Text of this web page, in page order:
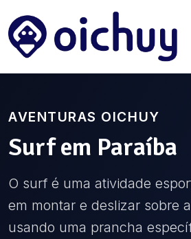
AVENTURAS OICHUY
Surfem Paraíba
O surf é uma atividade
em montar e deslizar sobre
usando uma prancha